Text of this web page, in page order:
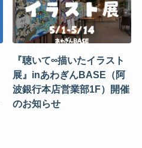
『聴いて∞描いたイラスト
展』inあわぎんBASE（阿
波銀行本店営業部1F）開催
のお知らせ